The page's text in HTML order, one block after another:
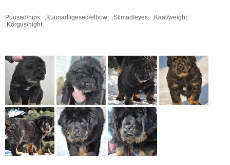
Puusad/hips: ,Küünarliigesed/elbow: ,Silmad/eyes: ,Kaal/weight:
,Kõrgus/hight: